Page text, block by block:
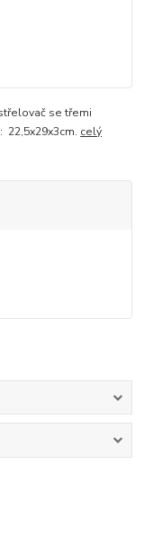
se třemi
22,5x29x3cm. celý